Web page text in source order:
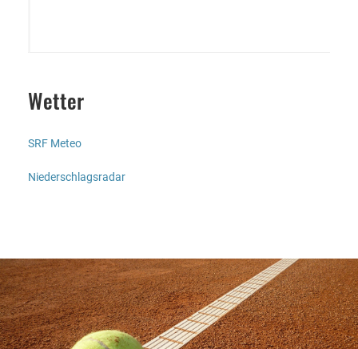
Wetter
SRF Meteo
Niederschlagsradar